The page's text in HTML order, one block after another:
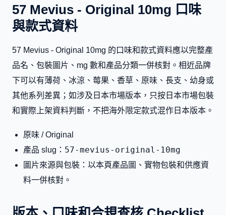
57 Mevius - Original 10mg 口味
與款式資料
57 Mevius - Original 10mg 的口味和款式資料應以完整產
品名、包裝圖片、mg 數和產品分類一併核對。相近品牌
下可以有薄荷、冰涼、莓果、香草、原味、長支、幼身或
其他系列差異；如涉及日本市場版本，只按日本市場包裝
和實際上架資料判斷，不把海外限定款式混作日本版本。
原味 / Original
產品 slug： 57-mevius-original-10mg
圖片來源與包裝：以本頁產品圖、實物包裝和供應資
料一併核對。